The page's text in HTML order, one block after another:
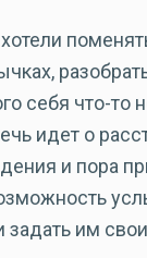
себя что-то
идет о
и пора
задать им